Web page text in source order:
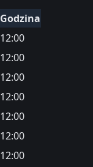
Godzina
12:00
12:00
12:00
12:00
12:00
12:00
12:00